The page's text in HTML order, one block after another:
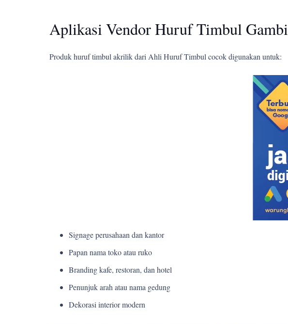
Aplikasi Vendor Huruf Timbul
Produk huruf timbul akrilik dari Ahli Huruf Timbul cocok digunakan untuk:
Signage perusahaan dan kantor
Papan nama toko atau ruko
Branding kafe, restoran, dan hotel
Penunjuk arah atau nama gedung
Dekorasi interior modern